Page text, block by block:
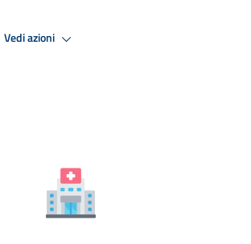
Vedi azioni